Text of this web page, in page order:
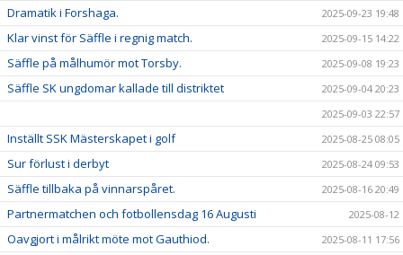
Dramatik i Forshaga. 2025-09-23 19:48
Klar vinst för Säffle i regnig match. 2025-09-15 14:22
Säffle på målhumör mot Torsby. 2025-09-08 19:23
Säffle SK ungdomar kallade till distriktet
2025-09-04 20:23
2025-09-03 22:57
Inställt SSK Mästerskapet i golf 2025-08-25 08:05
Sur förlust i derbyt 2025-08-24 09:53
Säffle tillbaka på vinnarspåret. 2025-08-16 20:49
Partnermatchen och fotbollensdag 16 Augusti 2025-08-12
Oavgjort i målrikt möte mot Gauthiod. 2025-08-11 17:56